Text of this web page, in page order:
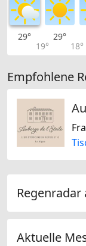
29°
19°
29°
18°
Empfohlene
Regenradar
Aktuelle